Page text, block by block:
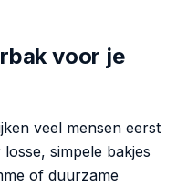
voor je
veel mensen eerst
simpele bakjes
of duurzame